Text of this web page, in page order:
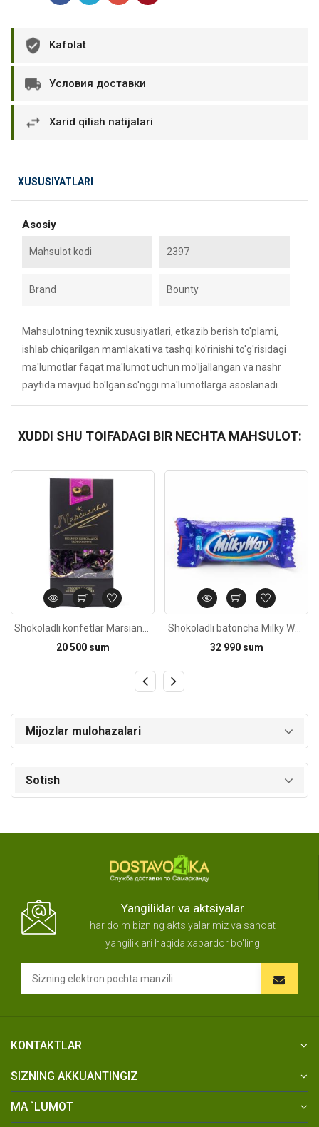
Kafolat
Условия доставки
Xarid qilish natijalari
XUSUSIYATLARI
Asosiy
Mahsulot kodi 2397
Brand Bounty
Mahsulotning texnik xususiyatlari, etkazib berish to'plami,
ishlab chiqarilgan mamlakati va tashqi ko'rinishi to'g'risidagi
ma'lumotlar faqat ma'lumot uchun mo'ljallangan va nashr
paytida mavjud bo'lgan so'nggi ma'lumotlarga asoslanadi.
XUDDI SHU TOIFADAGI BIR NECHTA MAHSULOT:
20 500 sum
32 990 sum
Mijozlar mulohazalari
Sotish
Yangiliklar va aktsiyalar
har doim bizning aktsiyalarimiz va sanoat
yangiliklari haqida xabardor bo'ling
KONTAKTLAR
SIZNING AKKUANTINGIZ
MA `LUMOT